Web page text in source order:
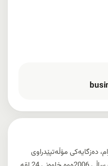
دەزگایەکی مۆڵەتپێدراوی